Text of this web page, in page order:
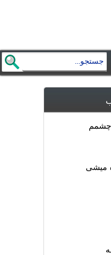
چشمم
میشی